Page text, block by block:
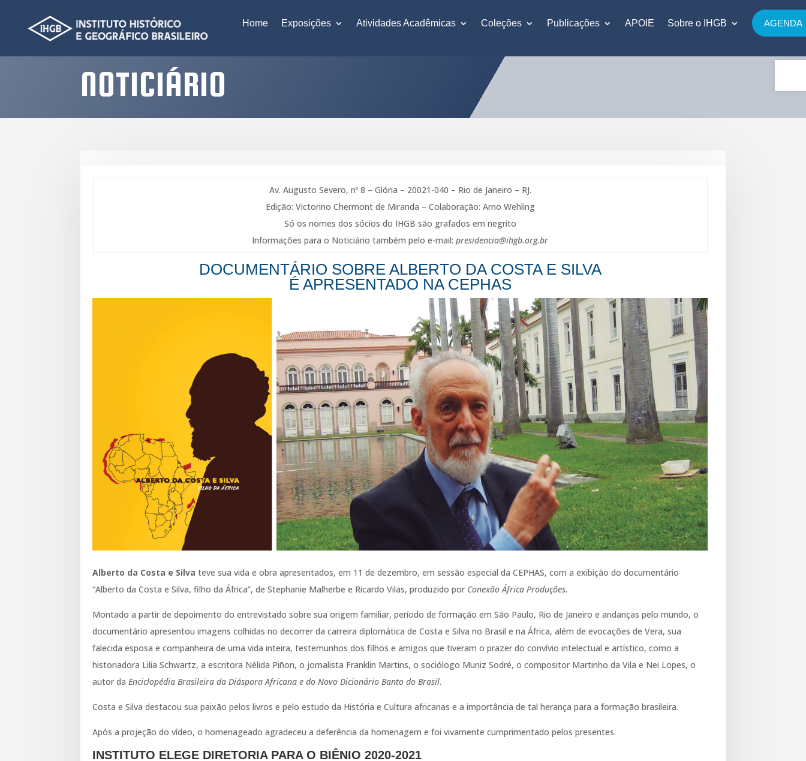
Abrir
Home Exposições Atividades Acadêmicas Coleções Publicações APOIE Sobre o IHGB AGENDA
NOTICIÁRIO
Av. Augusto Severo, nº 8 – Glória – 20021-040 – Rio de Janeiro – RJ.
Edição: Victorino Chermont de Miranda – Colaboração: Arno Wehling
Só os nomes dos sócios do IHGB são grafados em negrito
Informações para o Noticiário também pelo e-mail: presidencia@ihgb.org.br
DOCUMENTÁRIO SOBRE ALBERTO DA COSTA E SILVA
É APRESENTADO NA CEPHAS
Alberto da Costa e Silva teve sua vida e obra apresentados, em 11 de dezembro, em sessão especial da CEPHAS, com a exibição do documentário
“Alberto da Costa e Silva, filho da África”, de Stephanie Malherbe e Ricardo Vilas, produzido por Conexão África Produções.
Montado a partir de depoimento do entrevistado sobre sua origem familiar, período de formação em São Paulo, Rio de Janeiro e andanças pelo mundo, o
documentário apresentou imagens colhidas no decorrer da carreira diplomática de Costa e Silva no Brasil e na África, além de evocações de Vera, sua
falecida esposa e companheira de uma vida inteira, testemunhos dos filhos e amigos que tiveram o prazer do convívio intelectual e artístico, como a
historiadora Lilia Schwartz, a escritora Nélida Piñon, o jornalista Franklin Martins, o sociólogo Muniz Sodré, o compositor Martinho da Vila e Nei Lopes, o
autor daEnciclopédia Brasileira da Diáspora Africana e do Novo Dicionário Banto do Brasil.
Costa e Silva destacou sua paixão pelos livros e pelo estudo da História e Cultura africanas e a importância de tal herança para a formação brasileira.
Após a projeção do vídeo, o homenageado agradeceu a deferência da homenagem e foi vivamente cumprimentado pelos presentes.
INSTITUTO ELEGE DIRETORIA PARA O BIÊNIO 2020-2021